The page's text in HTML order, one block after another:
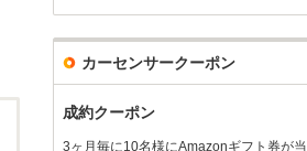
カーセンサークーポン
成約クーポン
3ヶ月毎に10名様にAmazonギフト券が当